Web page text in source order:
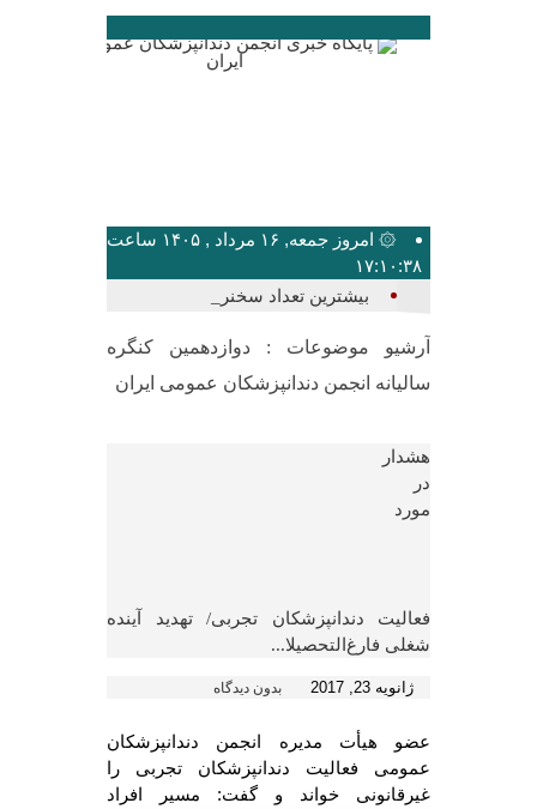
۞ امروز جمعه, ۱۶ مرداد , ۱۴۰۵ ساعت
۱۷:۱۰:۳۸
بیشترین تعداد سخنرانان، مدیرا_
آرشیو موضوعات : دوازدهمین کنگره
سالیانه انجمن دندانپزشکان عمومی ایران
هشدار
در
مورد
فعالیت دندانپزشکان تجربی/ تهدید آینده
شغلی فارغ‌التحصیلا...
ژانویه 23, 2017 بدون دیدگاه
عضو هیأت مدیره انجمن دندانپزشکان
عمومی فعالیت دندانپزشکان تجربی را
غیرقانونی خواند و گفت: مسیر افراد